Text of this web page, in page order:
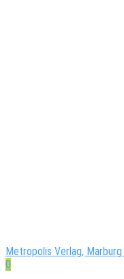
Metropolis Verlag,
0